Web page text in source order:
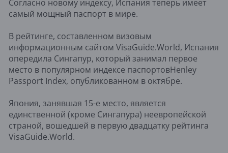
Согласно новому индексу, Испания теперь имеет
самый мощный паспорт в мире.
В рейтинге, составленном визовым
информационным сайтом VisaGuide.World, Испания
опередила Сингапур, который занимал первое
место в популярном индексе паспортовHenley
Passport Index, опубликованном в октябре.
Япония, занявшая 15-е место, является
единственной (кроме Сингапура) неевропейской
страной, вошедшей в первую двадцатку рейтинга
VisaGuide.World.